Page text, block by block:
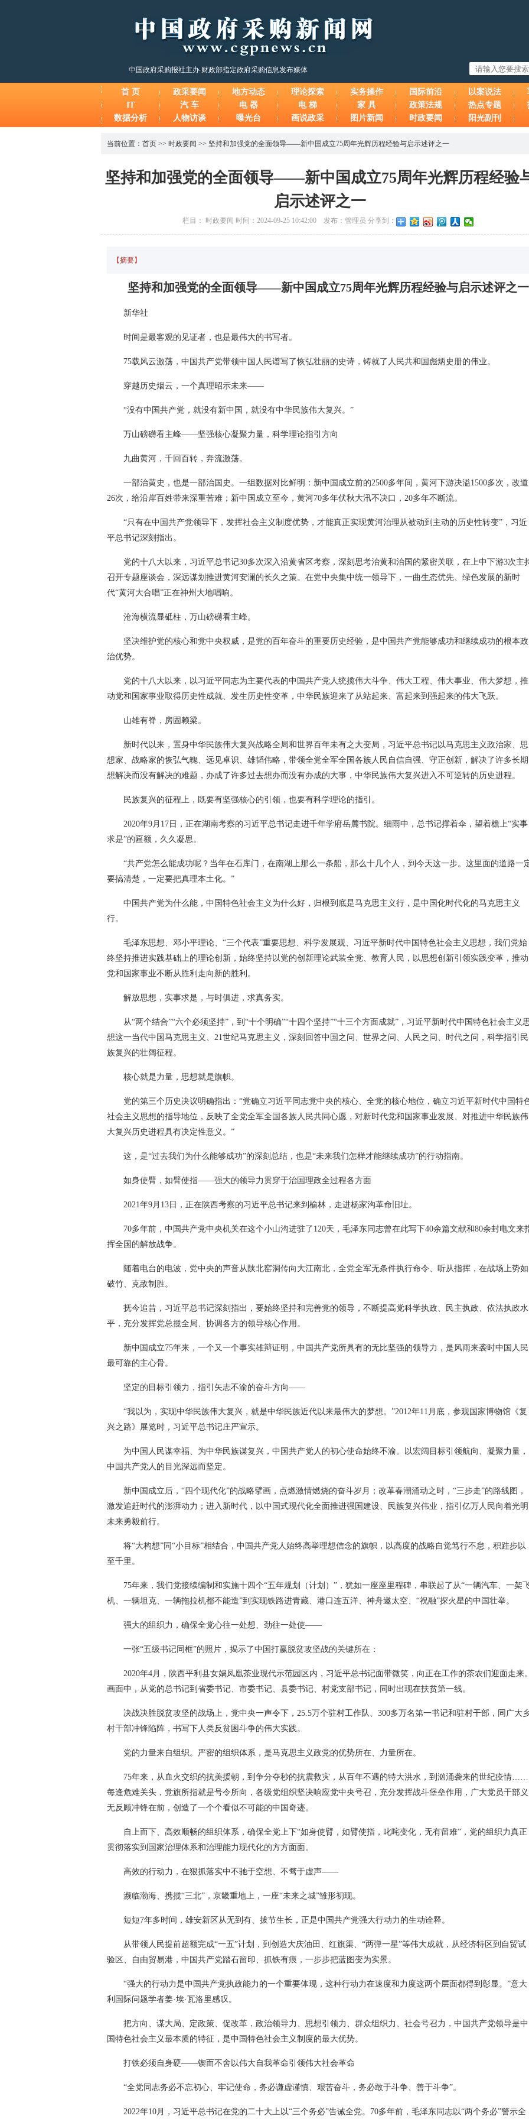
中国政府采购报社主办 财政部指定政府采购信息发布媒体
首 页 政采要闻 地方动态 理论探索 实务操作 国际前沿 以案说法
IT
汽 车 电 器 电 梯 家 具 政策法规 热点专题
数据分析
人物访谈 曝光台 画说政采 图片新闻 时政要闻 阳光副刊
当前位置： 首页 >> 时政要闻 >> 坚持和加强党的全面领导——新中国成立75周年光辉历程经验与启示述评之一
坚持和加强党的全面领导——新中国成立75周年光辉历程经验
启示述评之一
栏目： 时政要闻 时间：2024-09-25 10:42:00 发布：管理员 分享到：
【摘要】
坚持和加强党的全面领导——新中国成立75周年光辉历程经验与启示述评之一
新华社
时间是最客观的见证者，也是最伟大的书写者。
75载风云激荡，中国共产党带领中国人民谱写了恢弘壮丽的史诗，铸就了人民共和国彪炳史册的伟业。
穿越历史烟云，一个真理昭示未来——
“没有中国共产党，就没有新中国，就没有中华民族伟大复兴。”
万山磅礴看主峰——坚强核心凝聚力量，科学理论指引方向
九曲黄河，千回百转，奔流激荡。
一部治黄史，也是一部治国史。一组数据对比鲜明：新中国成立前的2500多年间，黄河下游决溢1500多次，改道
26次，给沿岸百姓带来深重苦难；新中国成立至今，黄河70多年伏秋大汛不决口，20多年不断流。
“只有在中国共产党领导下，发挥社会主义制度优势，才能真正实现黄河治理从被动到主动的历史性转变”，习近
平总书记深刻指出。
党的十八大以来，习近平总书记30多次深入沿黄省区考察，深刻思考治黄和治国的紧密关联，在上中下游3次主
召开专题座谈会，深远谋划推进黄河安澜的长久之策。在党中央集中统一领导下，一曲生态优先、绿色发展的新时
代“黄河大合唱”正在神州大地唱响。
沧海横流显砥柱，万山磅礴看主峰。
坚决维护党的核心和党中央权威，是党的百年奋斗的重要历史经验，是中国共产党能够成功和继续成功的根本政
治优势。
党的十八大以来，以习近平同志为主要代表的中国共产党人统揽伟大斗争、伟大工程、伟大事业、伟大梦想，推
动党和国家事业取得历史性成就、发生历史性变革，中华民族迎来了从站起来、富起来到强起来的伟大飞跃。
山雄有脊，房固赖梁。
新时代以来，置身中华民族伟大复兴战略全局和世界百年未有之大变局，习近平总书记以马克思主义政治家、思
想家、战略家的恢弘气魄、远见卓识、雄韬伟略，带领全党全军全国各族人民自信自强、守正创新，解决了许多长期
想解决而没有解决的难题，办成了许多过去想办而没有办成的大事，中华民族伟大复兴进入不可逆转的历史进程。
民族复兴的征程上，既要有坚强核心的引领，也要有科学理论的指引。
2020年9月17日，正在湖南考察的习近平总书记走进千年学府岳麓书院。细雨中，总书记撑着伞，望着檐上“实事
求是”的匾额，久久凝思。
“共产党怎么能成功呢？当年在石库门，在南湖上那么一条船，那么十几个人，到今天这一步。这里面的道路一
要搞清楚，一定要把真理本土化。”
中国共产党为什么能，中国特色社会主义为什么好，归根到底是马克思主义行，是中国化时代化的马克思主义
行。
毛泽东思想、邓小平理论、“三个代表”重要思想、科学发展观、习近平新时代中国特色社会主义思想，我们党始
终坚持推进实践基础上的理论创新，始终坚持以党的创新理论武装全党、教育人民，以思想创新引领实践变革，推动
党和国家事业不断从胜利走向新的胜利。
解放思想，实事求是，与时俱进，求真务实。
从“两个结合”“六个必须坚持”，到“十个明确”“十四个坚持”“十三个方面成就”，习近平新时代中国特色社会主义
想这一当代中国马克思主义、21世纪马克思主义，深刻回答中国之问、世界之问、人民之问、时代之问，科学指引民
族复兴的壮阔征程。
核心就是力量，思想就是旗帜。
党的第三个历史决议明确指出：“党确立习近平同志党中央的核心、全党的核心地位，确立习近平新时代中国特
社会主义思想的指导地位，反映了全党全军全国各族人民共同心愿，对新时代党和国家事业发展、对推进中华民族伟
大复兴历史进程具有决定性意义。”
这，是“过去我们为什么能够成功”的深刻总结，也是“未来我们怎样才能继续成功”的行动指南。
如身使臂，如臂使指——强大的领导力贯穿于治国理政全过程各方面
2021年9月13日，正在陕西考察的习近平总书记来到榆林，走进杨家沟革命旧址。
70多年前，中国共产党中央机关在这个小山沟进驻了120天，毛泽东同志曾在此写下40余篇文献和80余封电文来
挥全国的解放战争。
随着电台的电波，党中央的声音从陕北窑洞传向大江南北，全党全军无条件执行命令、听从指挥，在战场上势如
破竹、克敌制胜。
抚今追昔，习近平总书记深刻指出，要始终坚持和完善党的领导，不断提高党科学执政、民主执政、依法执政水
平，充分发挥党总揽全局、协调各方的领导核心作用。
新中国成立75年来，一个又一个事实雄辩证明，中国共产党所具有的无比坚强的领导力，是风雨来袭时中国人民
最可靠的主心骨。
坚定的目标引领力，指引矢志不渝的奋斗方向——
“我以为，实现中华民族伟大复兴，就是中华民族近代以来最伟大的梦想。”2012年11月底，参观国家博物馆《复
兴之路》展览时，习近平总书记庄严宣示。
为中国人民谋幸福、为中华民族谋复兴，中国共产党人的初心使命始终不渝。以宏阔目标引领航向、凝聚力量，
中国共产党人的目光深远而坚定。
新中国成立后，“四个现代化”的战略擘画，点燃激情燃烧的奋斗岁月；改革春潮涌动之时，“三步走”的路线图，
激发追赶时代的澎湃动力；进入新时代，以中国式现代化全面推进强国建设、民族复兴伟业，指引亿万人民向着光明
未来勇毅前行。
将“大构想”同“小目标”相结合，中国共产党人始终高举理想信念的旗帜，以高度的战略自觉笃行不怠，积跬步以
至千里。
75年来，我们党接续编制和实施十四个“五年规划（计划）”，犹如一座座里程碑，串联起了从“一辆汽车、一架
机、一辆坦克、一辆拖拉机都不能造”到实现铁路进青藏、港口连五洋、神舟遨太空、“祝融”探火星的中国壮举。
强大的组织力，确保全党心往一处想、劲往一处使——
一张“五级书记同框”的照片，揭示了中国打赢脱贫攻坚战的关键所在：
2020年4月，陕西平利县女娲凤凰茶业现代示范园区内，习近平总书记面带微笑，向正在工作的茶农们迎面走来
画面中，从党的总书记到省委书记、市委书记、县委书记、村党支部书记，同时出现在扶贫第一线。
决战决胜脱贫攻坚的战场上，党中央一声令下，25.5万个驻村工作队、300多万名第一书记和驻村干部，同广大
村干部冲锋陷阵，书写下人类反贫困斗争的伟大实践。
党的力量来自组织。严密的组织体系，是马克思主义政党的优势所在、力量所在。
75年来，从血火交织的抗美援朝，到争分夺秒的抗震救灾，从百年不遇的特大洪水，到汹涌袭来的世纪疫情……
每逢危难关头，党旗所指就是号令所向，各级党组织坚决响应党中央号召，充分发挥战斗堡垒作用，广大党员干部义
无反顾冲锋在前，创造了一个个看似不可能的中国奇迹。
自上而下、高效顺畅的组织体系，确保全党上下“如身使臂，如臂使指，叱咤变化，无有留难”，党的组织力真正
贯彻落实到国家治理体系和治理能力现代化的方方面面。
高效的行动力，在狠抓落实中不驰于空想、不骛于虚声——
濒临渤海、携揽“三北”，京畿重地上，一座“未来之城”雏形初现。
短短7年多时间，雄安新区从无到有、拔节生长，正是中国共产党强大行动力的生动诠释。
从带领人民提前超额完成“一五”计划，到创造大庆油田、红旗渠、“两弹一星”等伟大成就，从经济特区到自贸试
验区、自由贸易港，中国共产党踏石留印、抓铁有痕，一步步把蓝图变为实景。
“强大的行动力是中国共产党执政能力的一个重要体现，这种行动力在速度和力度这两个层面都得到彰显。”意大
利国际问题学者姜·埃·瓦洛里感叹。
把方向、谋大局、定政策、促改革，政治领导力、思想引领力、群众组织力、社会号召力，中国共产党领导是中
国特色社会主义最本质的特征，是中国特色社会主义制度的最大优势。
打铁必须自身硬——锲而不舍以伟大自我革命引领伟大社会革命
“全党同志务必不忘初心、牢记使命，务必谦虚谨慎、艰苦奋斗，务必敢于斗争、善于斗争”。
2022年10月，习近平总书记在党的二十大上以“三个务必”告诫全党。70多年前，毛泽东同志以“两个务必”警示全